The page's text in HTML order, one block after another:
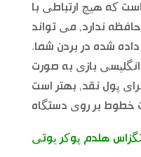
که هیچ ارتباطی با
ندارد, می تواند
داده شده در بردن شما.
بازی به صورت
پول نقد, بهتر است
هلدم پوکر یوتی